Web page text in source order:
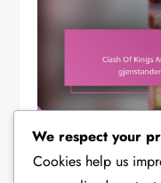
CLASH OF KINGS
We respect your
Cookies help us